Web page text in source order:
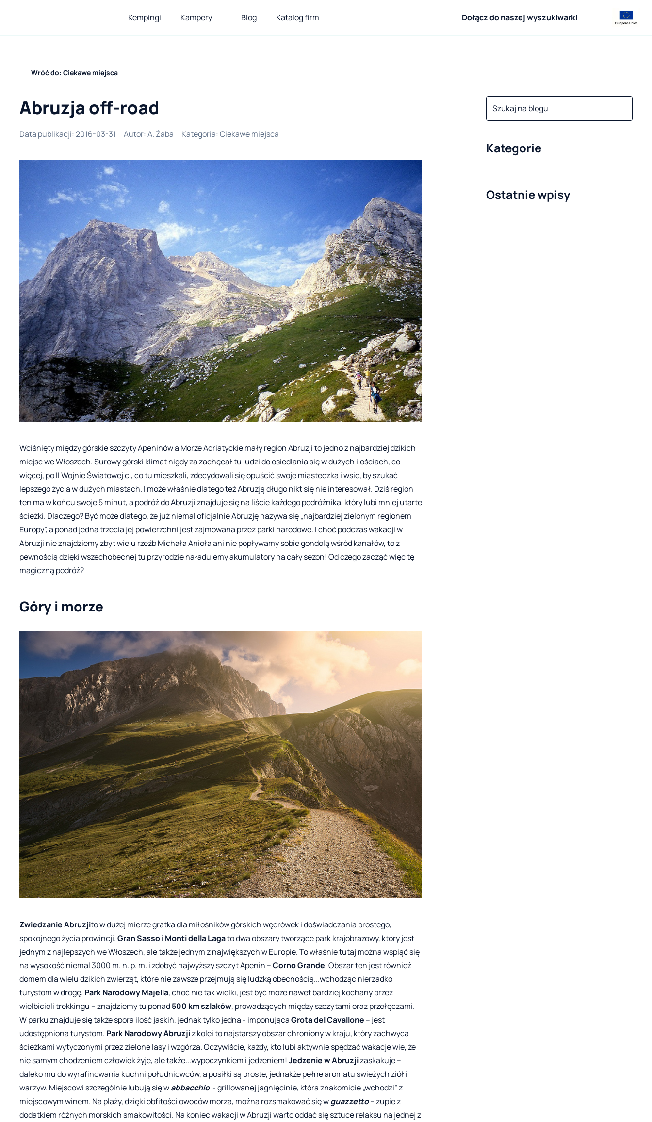
Kempingi Kampery Blog Katalog firm Dołącz do naszej wyszukiwarki
Wróć do: Ciekawe miejsca
Kategorie
Abruzja off-road
Data publikacji: 2016-03-31 Autor: A. Żaba Kategoria: Ciekawe miejsca
Wciśnięty między górskie szczyty Apeninów a Morze Adriatyckie mały region Abruzji to jedno z najbardziej dzikich
miejsc we Włoszech. Surowy górski klimat nigdy za zachęcał tu ludzi do osiedlania się w dużych ilościach, co
więcej, po II Wojnie Światowej ci, co tu mieszkali, zdecydowali się opuścić swoje miasteczka i wsie, by szukać
lepszego życia w dużych miastach. I może właśnie dlatego też Abruzją długo nikt się nie interesował. Dziś region
ten ma w końcu swoje 5 minut, a podróż do Abruzji znajduje się na liście każdego podróżnika, który lubi mniej utarte
ścieżki. Dlaczego? Być może dlatego, że już niemal oficjalnie Abruzję nazywa się „najbardziej zielonym regionem
Europy”, a ponad jedna trzecia jej powierzchni jest zajmowana przez parki narodowe. I choć podczas wakacji w
Abruzji nie znajdziemy zbyt wielu rzeźb Michała Anioła ani nie popływamy sobie gondolą wśród kanałów, to z
pewnością dzięki wszechobecnej tu przyrodzie naładujemy akumulatory na cały sezon! Od czego zacząć więc tę
magiczną podróż?
Góry i morze
Zwiedzanie Abruzjito w dużej mierze gratka dla miłośników górskich wędrówek i doświadczania prostego,
spokojnego życia prowincji.Gran Sasso i Monti della Lagato dwa obszary tworzące park krajobrazowy, który jest
jednym z najlepszych we Włoszech, ale także jednym z największych w Europie. To właśnie tutaj można wspiąć się
na wysokość niemal 3000 m. n. p. m. i zdobyć najwyższy szczyt Apenin –Corno Grande. Obszar ten jest również
domem dla wielu dzikich zwierząt, które nie zawsze przejmują się ludzką obecnością...wchodząc nierzadko
turystom w drogę. Park Narodowy Majella, choć nie tak wielki, jest być może nawet bardziej kochany przez
wielbicieli trekkingu – znajdziemy tu ponad500 km szlaków, prowadzących między szczytami oraz przełęczami.
W parku znajduje się także spora ilość jaskiń, jednak tylko jedna - imponującaGrota del Cavallone – jest
udostępniona turystom. Park Narodowy Abruzjiz kolei to najstarszy obszar chroniony w kraju, który zachwyca
ścieżkami wytyczonymi przez zielone lasy i wzgórza. Oczywiście, każdy, kto lubi aktywnie spędzać wakacje wie, że
nie samym chodzeniem człowiek żyje, ale także...wypoczynkiem i jedzeniem!Jedzenie w Abruzjizaskakuje –
daleko mu do wyrafinowania kuchni południowców, a posiłki są proste, jednakże pełne aromatu świeżych ziół i
warzyw. Miejscowi szczególnie lubują się wabbacchio- grillowanej jagnięcinie, która znakomicie „wchodzi” z
miejscowym winem. Na plaży, dzięki obfitości owoców morza, można rozsmakować się wguazzetto– zupie z
dodatkiem różnych morskich smakowitości. Na koniec wakacji w Abruzji warto oddać się sztuce relaksu na jednej z
Ostatnie wpisy